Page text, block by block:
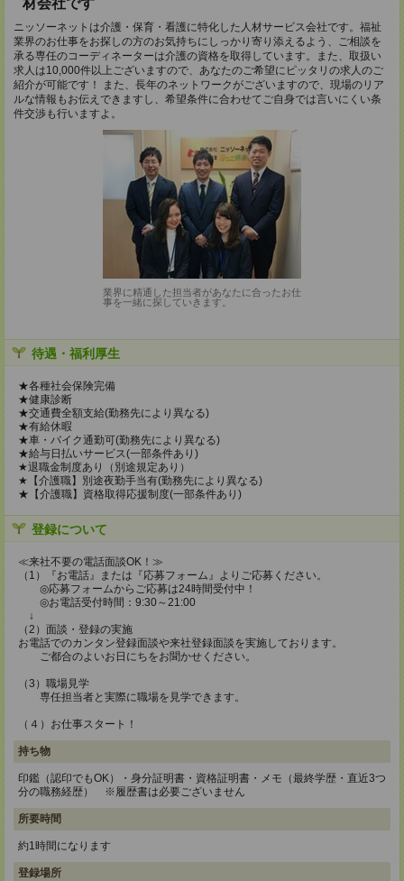
材会社です
ニッソーネットは介護・保育・看護に特化した人材サービス会社です。福祉
業界のお仕事をお探しの方のお気持ちにしっかり寄り添えるよう、ご相談を
承る専任のコーディネーターは介護の資格を取得しています。また、取扱い
求人は10,000件以上ございますので、あなたのご希望にピッタリの求人のご
紹介が可能です！ また、長年のネットワークがございますので、現場のリア
ルな情報もお伝えできますし、希望条件に合わせてご自身では言いにくい条
件交渉も行いますよ。
業界に精通した担当者があなたに合ったお仕
事を一緒に探していきます。
待遇・福利厚生
★各種社会保険完備
★健康診断
★交通費全額支給(勤務先により異なる)
★有給休暇
★車・バイク通勤可(勤務先により異なる)
★給与日払いサービス(一部条件あり)
★退職金制度あり（別途規定あり）
★【介護職】別途夜勤手当有(勤務先により異なる)
★【介護職】資格取得応援制度(一部条件あり)
登録について
≪来社不要の電話面談OK！≫
（1）『お電話』または『応募フォーム』よりご応募ください。
◎応募フォームからご応募は24時間受付中！
◎お電話受付時間：9:30～21:00
↓
（2）面談・登録の実施
お電話でのカンタン登録面談や来社登録面談を実施しております。
ご都合のよいお日にちをお聞かせください。
（3）職場見学
専任担当者と実際に職場を見学できます。
（４）お仕事スタート！
持ち物
印鑑（認印でもOK）・身分証明書・資格証明書・メモ（最終学歴・直近3つ
分の職務経歴） ※履歴書は必要ございません
所要時間
約1時間になります
登録場所